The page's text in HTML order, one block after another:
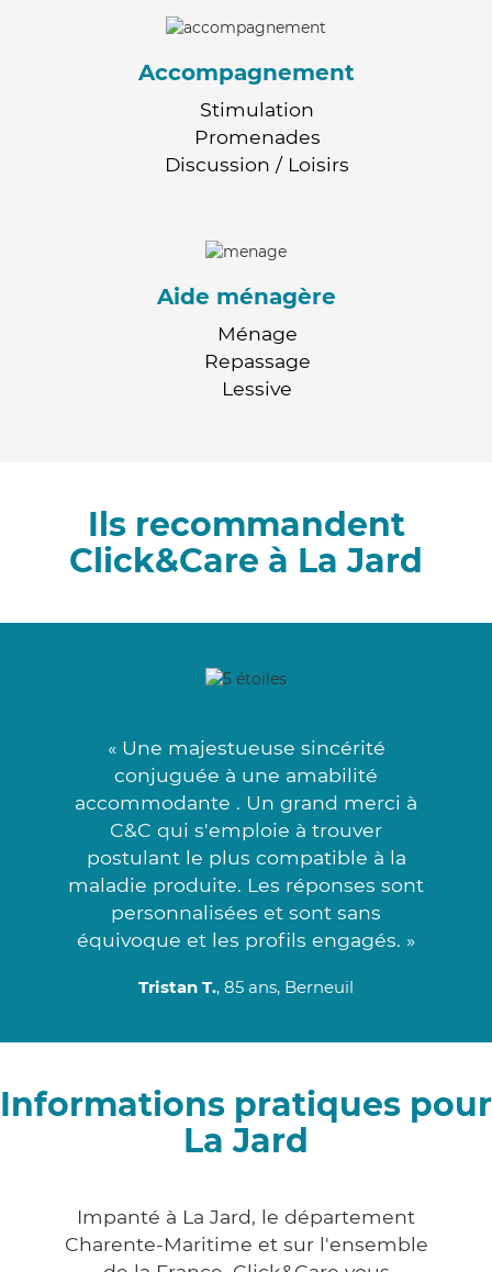
Accompagnement
Stimulation
Promenades
Discussion / Loisirs
Aide ménagère
Ménage
Repassage
Lessive
Ils recommandent
Click&Care à La Jard
« Une majestueuse sincérité
conjuguée à une amabilité
accommodante . Un grand merci à
C&C qui s'emploie à trouver
postulant le plus compatible à la
maladie produite. Les réponses sont
personnalisées et sont sans
équivoque et les profils engagés. »
Tristan T., 85 ans, Berneuil
Informations pratiques pour
La Jard
Impanté à La Jard, le département
Charente-Maritime et sur l'ensemble